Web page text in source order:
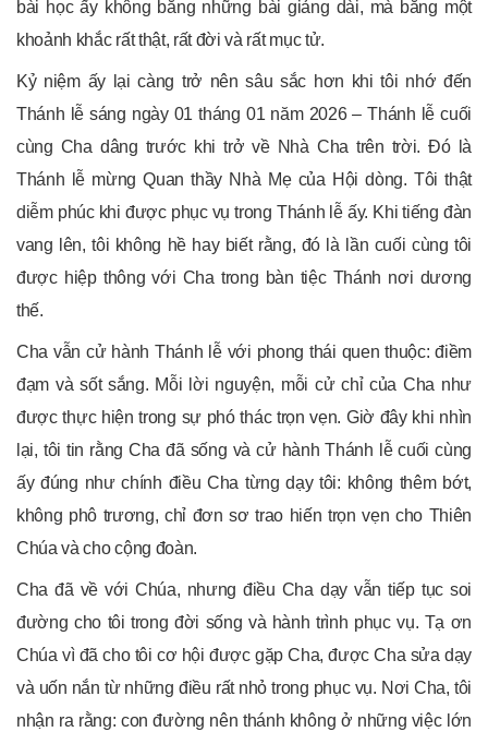
bài học ấy không bằng những bài giảng dài, mà bằng một
khoảnh khắc rất thật, rất đời và rất mục tử.
Kỷ niệm ấy lại càng trở nên sâu sắc hơn khi tôi nhớ đến
Thánh lễ sáng ngày 01 tháng 01 năm 2026 – Thánh lễ cuối
cùng Cha dâng trước khi trở về Nhà Cha trên trời. Đó là
Thánh lễ mừng Quan thầy Nhà Mẹ của Hội dòng. Tôi thật
diễm phúc khi được phục vụ trong Thánh lễ ấy. Khi tiếng đàn
vang lên, tôi không hề hay biết rằng, đó là lần cuối cùng tôi
được hiệp thông với Cha trong bàn tiệc Thánh nơi dương
thế.
Cha vẫn cử hành Thánh lễ với phong thái quen thuộc: điềm
đạm và sốt sắng. Mỗi lời nguyện, mỗi cử chỉ của Cha như
được thực hiện trong sự phó thác trọn vẹn. Giờ đây khi nhìn
lại, tôi tin rằng Cha đã sống và cử hành Thánh lễ cuối cùng
ấy đúng như chính điều Cha từng dạy tôi: không thêm bớt,
không phô trương, chỉ đơn sơ trao hiến trọn vẹn cho Thiên
Chúa và cho cộng đoàn.
Cha đã về với Chúa, nhưng điều Cha dạy vẫn tiếp tục soi
đường cho tôi trong đời sống và hành trình phục vụ. Tạ ơn
Chúa vì đã cho tôi cơ hội được gặp Cha, được Cha sửa dạy
và uốn nắn từ những điều rất nhỏ trong phục vụ. Nơi Cha, tôi
nhận ra rằng: con đường nên thánh không ở những việc lớn